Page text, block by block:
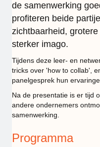
de samenwerking
profiteren beide
zichtbaarheid,
sterker imago.
Tijdens deze leer- en
tricks over 'how to collab',
panelgesprek hun
Na de presentatie is er tijd
andere ondernemers
samenwerking.
Programma